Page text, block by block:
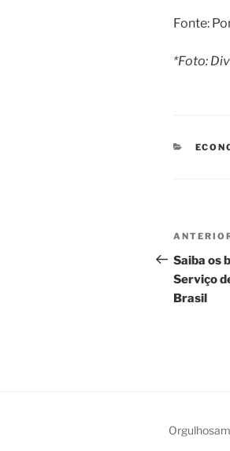
Fonte:
*Foto:
de
Post
Post
anterior
Saiba os
Serviço
Brasil